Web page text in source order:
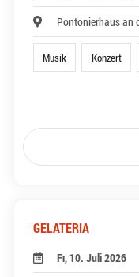
Pontonierhaus an
Musik Konzert
GELATERIA
Fr, 10. Juli 2026